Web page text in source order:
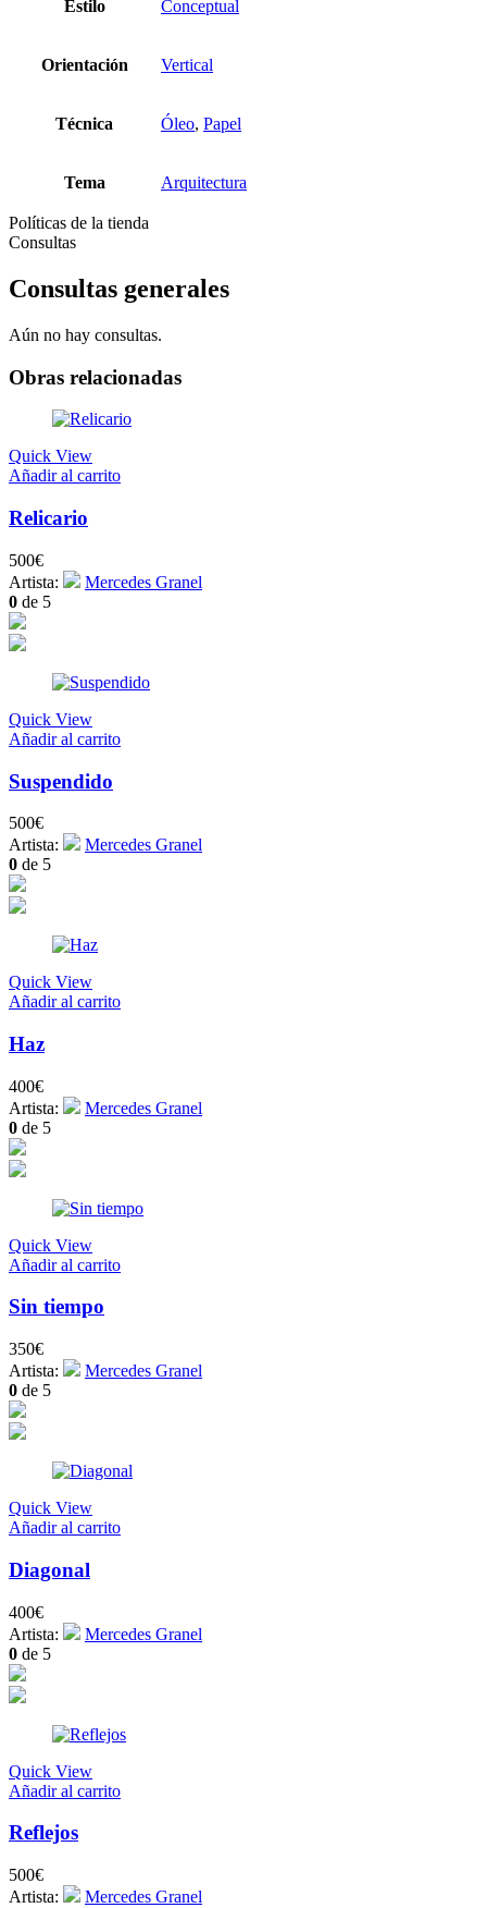
Estilo Conceptual
Orientación Vertical
Técnica Óleo, Papel
Tema Arquitectura
Políticas de la tienda
Consultas
Consultas generales
Aún no hay consultas.
Obras relacionadas
Quick View
Añadir al carrito
Relicario
500€
Artista:
Mercedes Granel
0 de 5
Quick View
Añadir al carrito
Suspendido
500€
Artista:
Mercedes Granel
0 de 5
Quick View
Añadir al carrito
Haz
400€
Artista:
Mercedes Granel
0 de 5
Quick View
Añadir al carrito
Sin tiempo
350€
Artista:
Mercedes Granel
0 de 5
Quick View
Añadir al carrito
Diagonal
400€
Artista:
Mercedes Granel
0 de 5
Quick View
Añadir al carrito
Reflejos
500€
Artista:
Mercedes Granel